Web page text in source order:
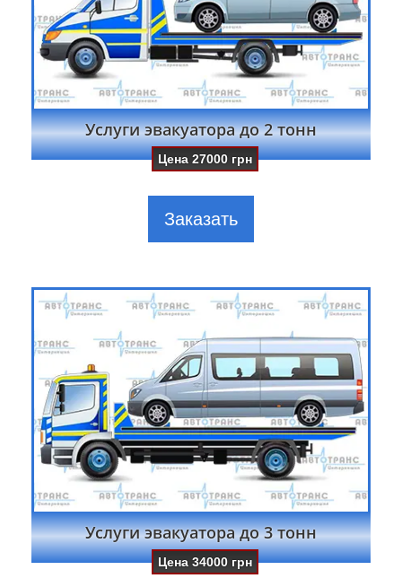
Услуги эвакуатора до 2 тонн
Цена27000 грн
Заказать
Услуги эвакуатора до 3 тонн
Цена34000 грн